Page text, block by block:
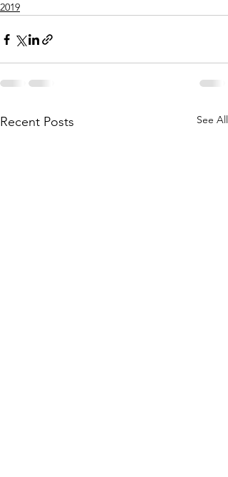
2019
Recent Posts See All